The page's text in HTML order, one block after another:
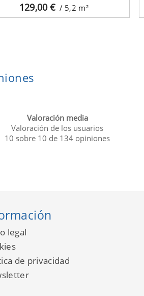
129,00€ / 5,2 m²
Valoración media
Valoración de los usuarios
10 sobre 10 de 134 opiniones
legal
de privacidad